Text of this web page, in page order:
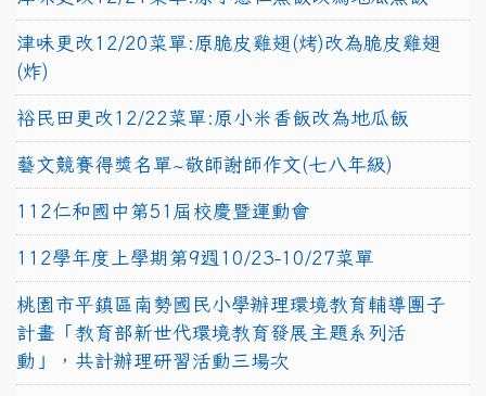
津味更改12/20菜單:原脆皮雞翅(烤)改為脆皮雞翅
(炸)
裕民田更改12/22菜單:原小米香飯改為地瓜飯
藝文競賽得獎名單~敬師謝師作文(七八年級)
112仁和國中第51屆校慶暨運動會
112學年度上學期第9週10/23-10/27菜單
桃園市平鎮區南勢國民小學辦理環境教育輔導團子
計畫「教育部新世代環境教育發展主題系列活
動」，共計辦理研習活動三場次